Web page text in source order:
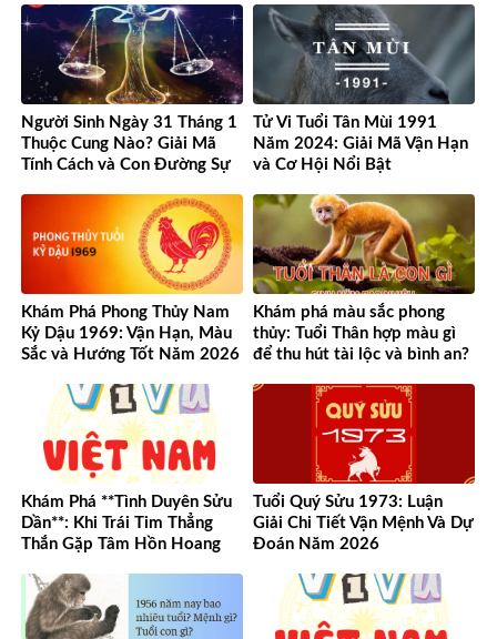
Người Sinh Ngày 31 Tháng 1
Thuộc Cung Nào? Giải Mã
Tính Cách và Con Đường Sự
Tử Vi Tuổi Tân Mùi 1991
Năm 2024: Giải Mã Vận Hạn
và Cơ Hội Nổi Bật
Khám Phá Phong Thủy Nam
Kỷ Dậu 1969: Vận Hạn, Màu
Sắc và Hướng Tốt Năm 2026
Khám phá màu sắc phong
thủy: Tuổi Thân hợp màu gì
để thu hút tài lộc và bình an?
Khám Phá **Tình Duyên Sửu
Dần**: Khi Trái Tim Thẳng
Thắn Gặp Tâm Hồn Hoang
Tuổi Quý Sửu 1973: Luận
Giải Chi Tiết Vận Mệnh Và Dự
Đoán Năm 2026